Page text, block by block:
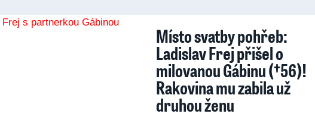
Místo svatby pohřeb:
Ladislav Frej přišel o
milovanou Gábinu (†56)!
Rakovina mu zabila už
druhou ženu